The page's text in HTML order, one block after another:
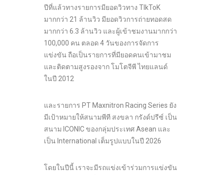
ปีที่แล้วทางรายการมียอดวิวทาง TIkToK
มากกว่า 21 ล้านวิว มียอดวิวการถ่ายทอดสด
มากกว่า 6.3 ล้านวิว และผู้เข้าชมงานมากกว่า
100,000 คน ตลอด 4 วันของการจัดการ
แข่งขัน ถือเป็นรายการที่มียอดคนเข้ามาชม
และติดตามสูงรองจาก โมโตจีพี ไทยแลนด์
ในปี 2012
และรายการ PT Maxnitron Racing Series ยัง
มีเป้าหมายให้สนามพีที สงขลา กรังด์ปรีซ์ เป็น
สนาม ICONIC ของกลุ่มประเทศ Asean และ
เป็น International เต็มรูปแบบในปี 2026
โดยในปีนี้ เราจะมีรถแข่งเข้าร่วมการแข่งขัน